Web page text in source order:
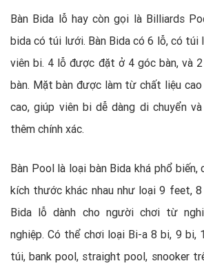
Bàn Bida lỗ hay còn gọi là Billiards
bida có túi lưới. Bàn Bida có 6 lỗ, có
viên bi. 4 lỗ được đặt ở 4 góc bàn, và
bàn. Mặt bàn được làm từ chất liệu
cao, giúp viên bi dễ dàng di chuyển
thêm chính xác.
Bàn Pool là loại bàn Bida khá phổ biến,
kích thước khác nhau như loại 9 feet,
Bida lỗ dành cho người chơi từ
nghiệp. Có thể chơi loại Bi-a 8 bi, 9 bi,
túi, bank pool, straight pool, snooker